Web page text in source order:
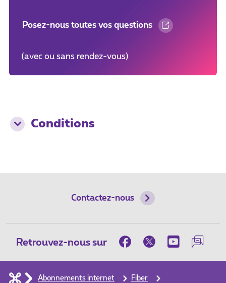
Posez-nous toutes vos questions
(avec ou sans rendez-vous)
Conditions
Contactez-nous
Retrouvez-nous sur
Abonnements internet
Fiber